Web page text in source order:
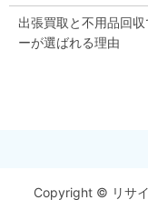
出張買取と不用品回
ーが選ばれる理由
Copyright © リサ